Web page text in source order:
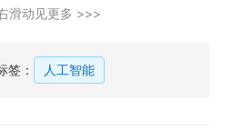
滑动见更多 >>>
签： 人工智能